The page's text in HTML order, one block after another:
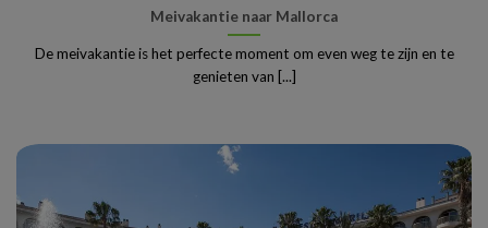
Meivakantie naar Mallorca
De meivakantie is het perfecte moment om even weg te zijn en te
genieten van [...]